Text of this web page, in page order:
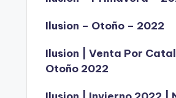
Ilusion – Otoño – 2022
Ilusion | Venta Por
Otoño 2022